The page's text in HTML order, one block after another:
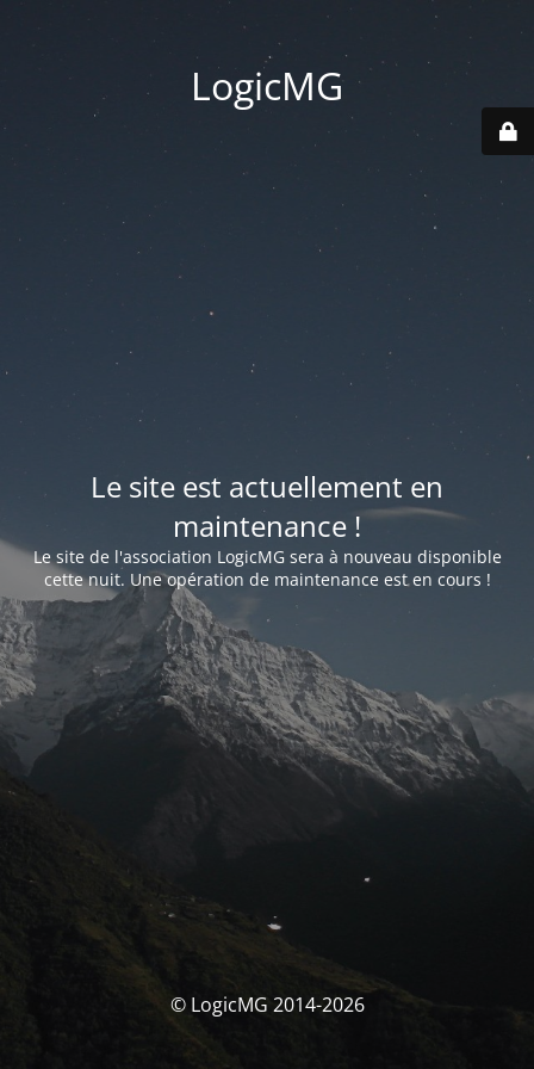
LogicMG
Le site est actuellement en
maintenance !
Le site de l'association LogicMG sera à nouveau disponible
cette nuit. Une opération de maintenance est en cours !
© LogicMG 2014-2026